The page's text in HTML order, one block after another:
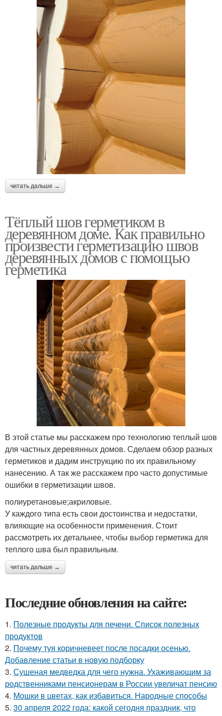
читать дальше →
Тёплый шов герметиком в
деревянном доме. Как правильно
произвести герметизацию швов
деревянных домов с помощью
герметика
В этой статье мы расскажем про технологию теплый шов
для частных деревянных домов. Сделаем обзор разных
герметиков и дадим инструкцию по их правильному
нанесению. А так же расскажем про часто допустимые
ошибки в герметизации швов.
полиуретановые;акриловые.
У каждого типа есть свои достоинства и недостатки,
влияющие на особенности применения. Стоит
рассмотреть их детальнее, чтобы выбор герметика для
теплого шва был правильным.
читать дальше →
Последние обновления на сайте:
1. Полезные продукты для печени. Список полезных
продуктов
2. Почему туя коричневеет после посадки осенью.
Добавление статьи в новую подборку
3. Сушеная медведка для чего нужна. Ухаживающим за
родственниками пенсионерам в России увеличат пенсию
4. Мошки в цветах, как избавиться. Народные способы
5. 30 апреля 2022 года: какой сегодня праздник, что